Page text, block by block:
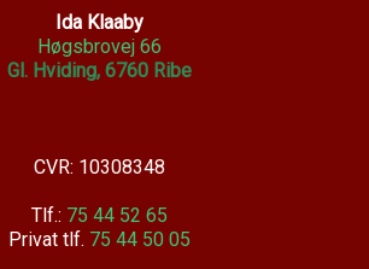
Ida Klaaby
Høgsbrovej 66
Gl. Hviding, 6760 Ribe
CVR: 10308348
Tlf.: 75 44 52 65
Privat tlf. 75 44 50 05